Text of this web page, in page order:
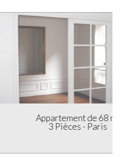
de 68 m²